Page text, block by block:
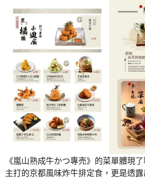
《嵐山熟成牛かつ專売》的菜單體現
主打的京都風味炸牛排定食，更是透